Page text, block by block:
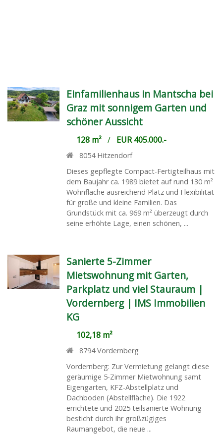
Einfamilienhaus in Mantscha bei
Graz mit sonnigem Garten und
schöner Aussicht
128 m²/ EUR 405.000.-
8054 Hitzendorf
Dieses gepflegte Compact-Fertigteilhaus mit
dem Baujahr ca. 1989 bietet auf rund 130 m²
Wohnfläche ausreichend Platz und Flexibilität
für große und kleine Familien. Das
Grundstück mit ca. 969 m² überzeugt durch
seine erhöhte Lage, einen schönen, ...
Sanierte 5-Zimmer
Mietswohnung mit Garten,
Parkplatz und viel Stauraum |
Vordernberg | IMS Immobilien
KG
102,18 m²
8794 Vordernberg
Vordernberg: Zur Vermietung gelangt diese
geräumige 5-Zimmer Mietwohnung samt
Eigengarten, KFZ-Abstellplatz und
Dachboden (Abstellfläche). Die 1922
errichtete und 2025 teilsanierte Wohnung
besticht durch ihr großzügiges
Raumangebot, die neue ...